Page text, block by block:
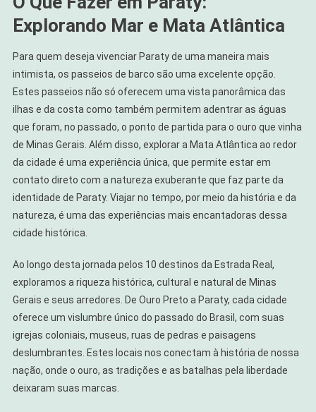
Explorando Mar e Mata Atlântica
Para quem deseja vivenciar Paraty de uma maneira mais
intimista, os passeios de barco são uma excelente opção.
Estes passeios não só oferecem uma vista panorâmica das
ilhas e da costa como também permitem adentrar as águas
que foram, no passado, o ponto de partida para o ouro que vinha
de Minas Gerais. Além disso, explorar a Mata Atlântica ao redor
da cidade é uma experiência única, que permite estar em
contato direto com a natureza exuberante que faz parte da
identidade de Paraty. Viajar no tempo, por meio da história e da
natureza, é uma das experiências mais encantadoras dessa
cidade histórica.
Ao longo desta jornada pelos 10 destinos da Estrada Real,
exploramos a riqueza histórica, cultural e natural de Minas
Gerais e seus arredores. De Ouro Preto a Paraty, cada cidade
oferece um vislumbre único do passado do Brasil, com suas
igrejas coloniais, museus, ruas de pedras e paisagens
deslumbrantes. Estes locais nos conectam à história de nossa
nação, onde o ouro, as tradições e as batalhas pela liberdade
deixaram suas marcas.